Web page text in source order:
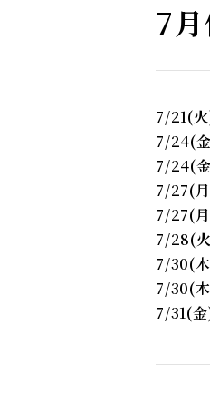
7
7/21(
7/24(
7/24(
7/27(
7/27(
7/28(
7/30(
7/30(
7/31(